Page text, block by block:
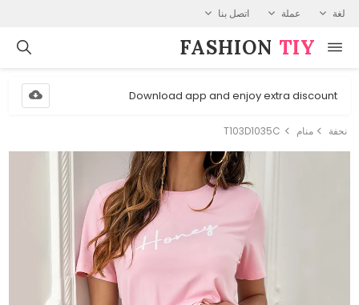
لغة عملة اتصل بنا
FASHION⁠ TIY
Download app and enjoy extra discount
نحفة منام T103D1035C